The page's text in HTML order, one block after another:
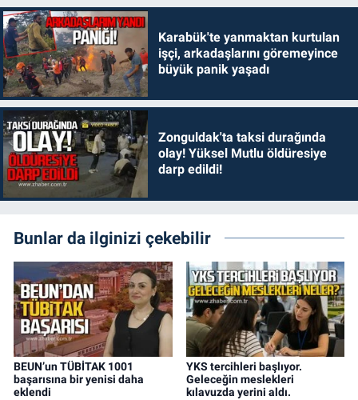
Karabük'te yanmaktan kurtulan
işçi, arkadaşlarını göremeyince
büyük panik yaşadı
Zonguldak'ta taksi durağında
olay! Yüksel Mutlu öldüresiye
darp edildi!
Bunlar da ilginizi çekebilir
BEUN’un TÜBİTAK 1001
başarısına bir yenisi daha
eklendi
YKS tercihleri başlıyor.
Geleceğin meslekleri
kılavuzda yerini aldı.